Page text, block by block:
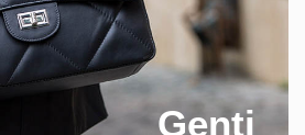
Genti